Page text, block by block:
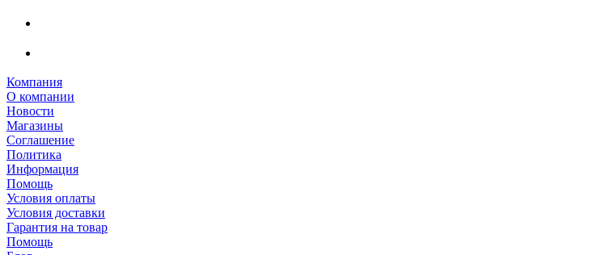
Компания
О компании
Новости
Магазины
Соглашение
Политика
Информация
Помощь
Условия оплаты
Условия доставки
Гарантия на товар
Помощь